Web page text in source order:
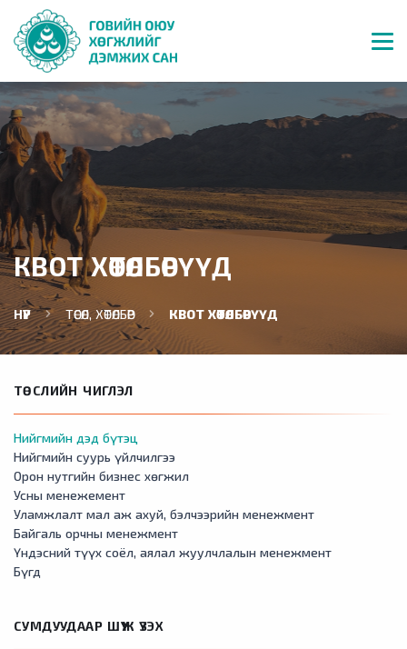
КВОТ ХӨТӨЛБӨРҮҮД
НҮҮР ТӨСӨЛ, ХӨТӨЛБӨР КВОТ ХӨТӨЛБӨРҮҮД
ТӨСЛИЙН ЧИГЛЭЛ
Нийгмийн дэд бүтэц
Нийгмийн суурь үйлчилгээ
Орон нутгийн бизнес хөгжил
Усны менежемент
Уламжлалт мал аж ахуй, бэлчээрийн менежмент
Байгаль орчны менежмент
Үндэсний түүх соёл, аялал жуулчлалын менежмент
Бүгд
СУМДУУДААР ШҮҮЖ ҮЗЭХ